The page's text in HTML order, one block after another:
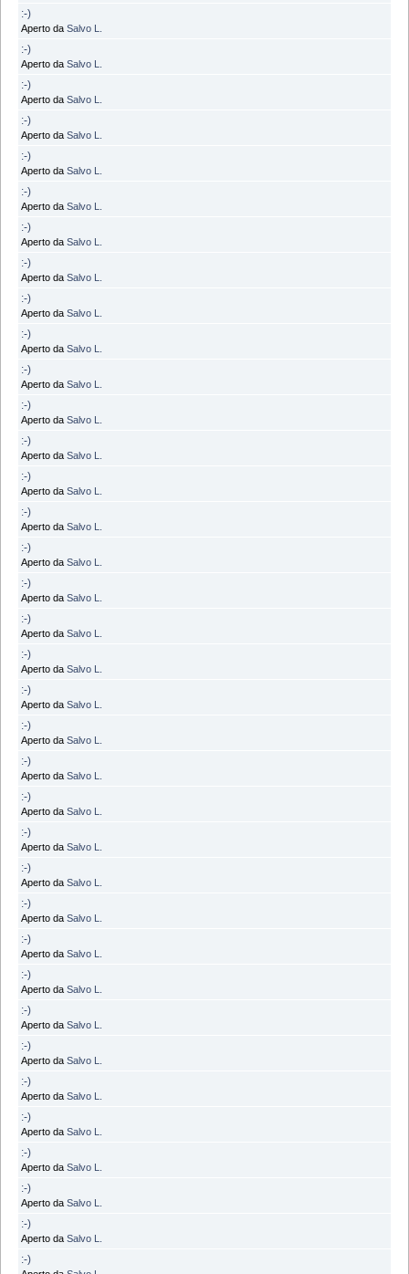
:-)
Aperto da Salvo L.
:-)
Aperto da Salvo L.
:-)
Aperto da Salvo L.
:-)
Aperto da Salvo L.
:-)
Aperto da Salvo L.
:-)
Aperto da Salvo L.
:-)
Aperto da Salvo L.
:-)
Aperto da Salvo L.
:-)
Aperto da Salvo L.
:-)
Aperto da Salvo L.
:-)
Aperto da Salvo L.
:-)
Aperto da Salvo L.
:-)
Aperto da Salvo L.
:-)
Aperto da Salvo L.
:-)
Aperto da Salvo L.
:-)
Aperto da Salvo L.
:-)
Aperto da Salvo L.
:-)
Aperto da Salvo L.
:-)
Aperto da Salvo L.
:-)
Aperto da Salvo L.
:-)
Aperto da Salvo L.
:-)
Aperto da Salvo L.
:-)
Aperto da Salvo L.
:-)
Aperto da Salvo L.
:-)
Aperto da Salvo L.
:-)
Aperto da Salvo L.
:-)
Aperto da Salvo L.
:-)
Aperto da Salvo L.
:-)
Aperto da Salvo L.
:-)
Aperto da Salvo L.
:-)
Aperto da Salvo L.
:-)
Aperto da Salvo L.
:-)
Aperto da Salvo L.
:-)
Aperto da Salvo L.
:-)
Aperto da Salvo L.
:-)